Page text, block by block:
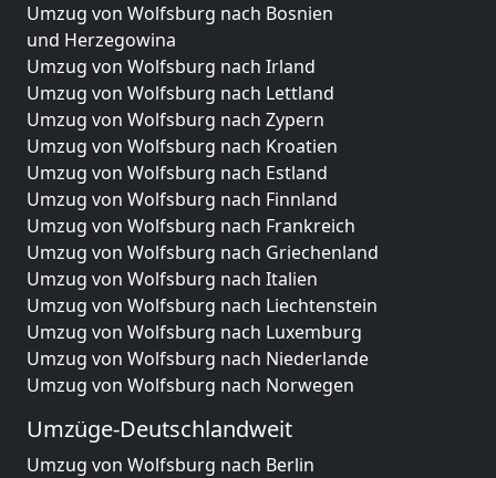
Umzug von Wolfsburg nach Bosnien
und Herzegowina
Umzug von Wolfsburg nach Irland
Umzug von Wolfsburg nach Lettland
Umzug von Wolfsburg nach Zypern
Umzug von Wolfsburg nach Kroatien
Umzug von Wolfsburg nach Estland
Umzug von Wolfsburg nach Finnland
Umzug von Wolfsburg nach Frankreich
Umzug von Wolfsburg nach Griechenland
Umzug von Wolfsburg nach Italien
Umzug von Wolfsburg nach Liechtenstein
Umzug von Wolfsburg nach Luxemburg
Umzug von Wolfsburg nach Niederlande
Umzug von Wolfsburg nach Norwegen
Umzüge-Deutschlandweit
Umzug von Wolfsburg nach Berlin